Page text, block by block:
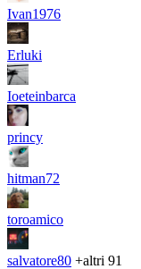
Ivan1976
Erluki
Ioeteinbarca
princy
hitman72
toroamico
salvatore80 +altri 91